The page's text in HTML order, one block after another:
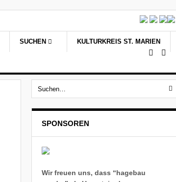
SUCHEN KULTURKREIS ST. MARIEN
SPONSOREN
Wir freuen uns, dass “hagebau